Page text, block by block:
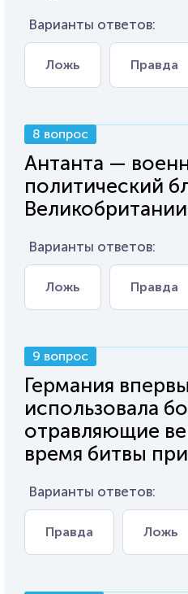
Варианты ответов:
Ложь Правда
8 вопрос
Антанта —
политический
Варианты ответов:
Ложь Правда
9 вопрос
Германия
использовала
отравляющие
время битвы
Варианты ответов:
Правда Ложь